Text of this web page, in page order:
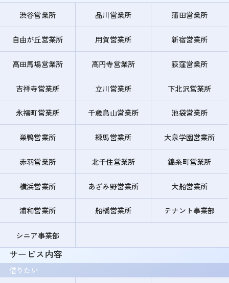
渋谷営業所 品川営業所 蒲田営業所
自由が丘営業所 用賀営業所 新宿営業所
高田馬場営業所 高円寺営業所 荻窪営業所
吉祥寺営業所 立川営業所 下北沢営業所
永福町営業所 千歳烏山営業所 池袋営業所
巣鴨営業所 練馬営業所 大泉学園営業所
赤羽営業所 北千住営業所 錦糸町営業所
横浜営業所 あざみ野営業所 大船営業所
浦和営業所 船橋営業所 テナント事業部
シニア事業部
サービス内容
借りたい